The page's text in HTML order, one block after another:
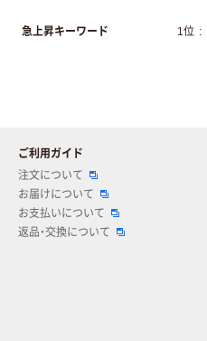
急上昇キーワード 1位
ご利用ガイド
注文について
お届けについて
お支払いについて
返品・交換について